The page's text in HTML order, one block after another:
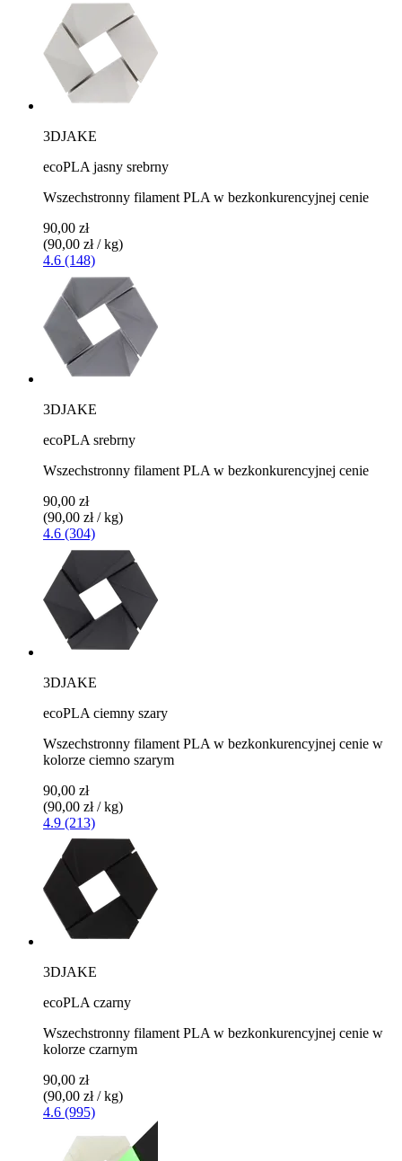
3DJAKE
ecoPLA jasny srebrny
Wszechstronny filament PLA w bezkonkurencyjnej cenie
90,00 zł
(90,00 zł / kg)
4.6 (148)
3DJAKE
ecoPLA srebrny
Wszechstronny filament PLA w bezkonkurencyjnej cenie
90,00 zł
(90,00 zł / kg)
4.6 (304)
3DJAKE
ecoPLA ciemny szary
Wszechstronny filament PLA w bezkonkurencyjnej cenie w
kolorze ciemno szarym
90,00 zł
(90,00 zł / kg)
4.9 (213)
3DJAKE
ecoPLA czarny
Wszechstronny filament PLA w bezkonkurencyjnej cenie w
kolorze czarnym
90,00 zł
(90,00 zł / kg)
4.6 (995)